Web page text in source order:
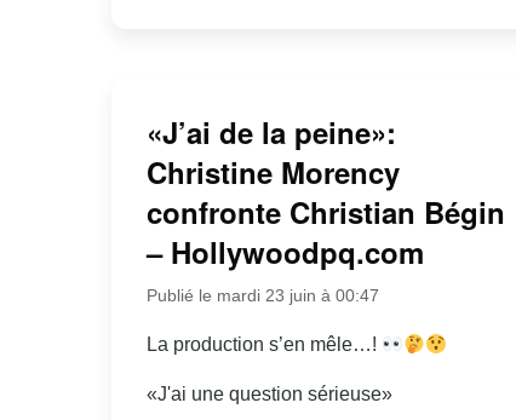
«J’ai de la peine»:
Christine Morency
confronte Christian Bégin
– Hollywoodpq.com
Publié le mardi 23 juin à 00:47
La production s’en mêle…!
«J'ai une question sérieuse»